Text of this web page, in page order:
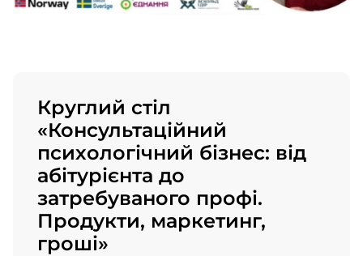
Круглий стіл
«Консультаційний
психологічний бізнес: від
абітурієнта до
затребуваного профі.
Продукти, маркетинг,
гроші»